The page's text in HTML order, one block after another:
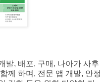
발, 배포, 구매, 나아가 사후
께 하며, 전문 앱 개발, 안정